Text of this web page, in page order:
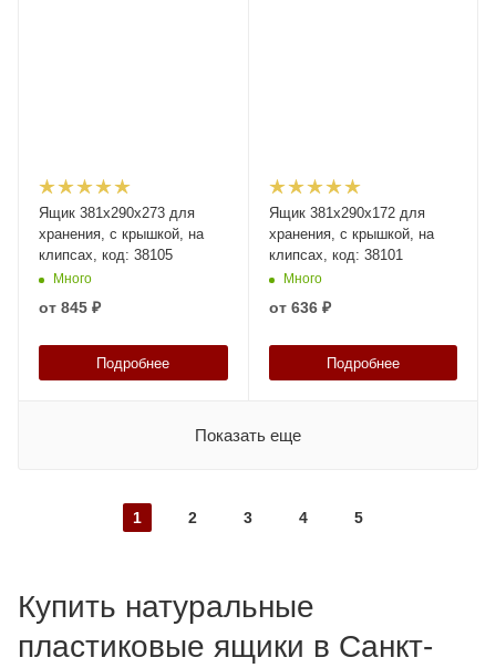
Ящик 381х290х273 для
хранения, с крышкой, на
клипсах, код: 38105
Много
от 845 ₽
Подробнее
Ящик 381х290х172 для
хранения, с крышкой, на
клипсах, код: 38101
Много
от 636 ₽
Подробнее
Показать еще
1 2 3 4 5
Купить натуральные
пластиковые ящики в Санкт-